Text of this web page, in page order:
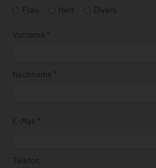
Frau
Herr Divers
Vorname *
Nachname *
E-Mail *
Telefon